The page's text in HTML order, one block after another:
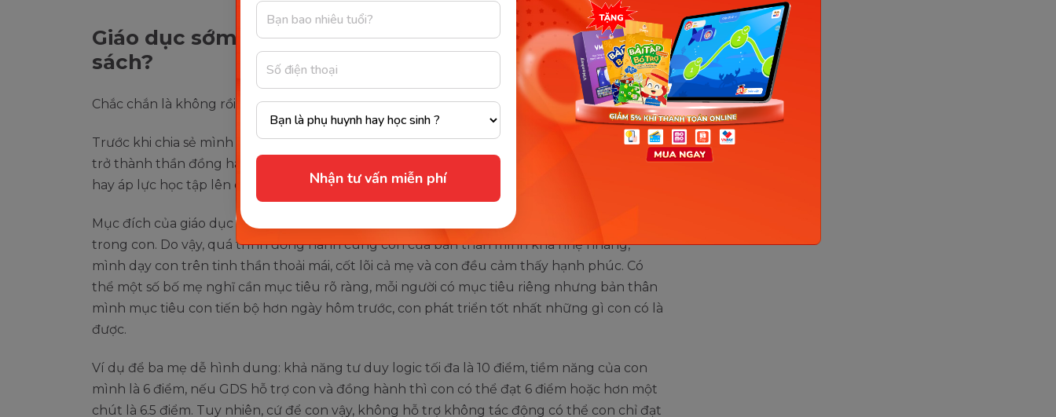
Nhận tư vấn miễn phí
Giáo dục sớm có phải biến con thành thần đồng, mọt
sách?
Chắc chắn là không rồi ba mẹ ơi!
Trước khi chia sẻ mình chia sẻ một chút về mục đích của giáo dục sớm không phải biến con
trở thành thần đồng hay những mọt sách chính hiệu hay đánh mất tuổi thơ, bắt con học
hay áp lực học tập lên con giống như mọi người lầm tưởng.
Mục đích của giáo dục sớm theo mình tìm hiểu đơn giản chỉ là phát huy tổ chất có sẵn
trong con. Do vậy, quá trình đồng hành cùng con của bản thân mình khá nhẹ nhàng,
mình dạy con trên tinh thần thoải mái, cốt lõi cả mẹ và con đều cảm thấy hạnh phúc. Có
thể một số bố mẹ nghĩ cần mục tiêu rõ ràng, mỗi người có mục tiêu riêng nhưng bản thân
mình mục tiêu con tiến bộ hơn ngày hôm trước, con phát triển tốt nhất những gì con có là
được.
Ví dụ để ba mẹ dễ hình dung: khả năng tư duy logic tối đa là 10 điểm, tiềm năng của con
mình là 6 điểm, nếu GDS hỗ trợ con và đồng hành thì con có thể đạt 6 điểm hoặc hơn một
chút là 6.5 điểm. Tuy nhiên, cứ để con vậy, không hỗ trợ không tác động có thể con chỉ đạt